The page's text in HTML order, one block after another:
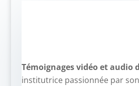
Témoignages vidéo et audio
institutrice passionnée par